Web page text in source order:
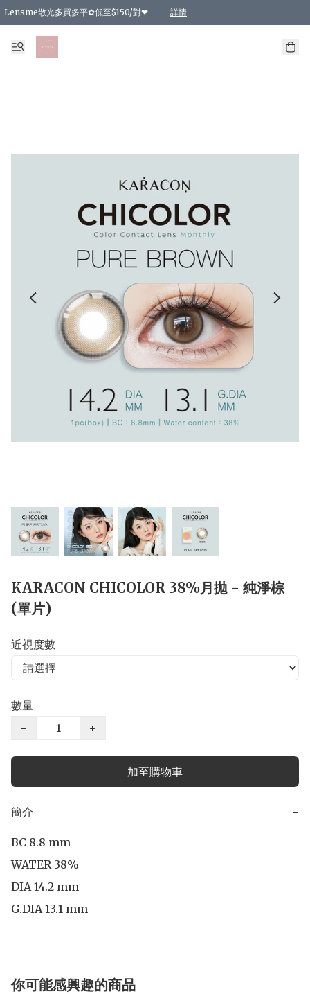
Lensme散光多買多平✿低至$150/對❤ 詳情
台灣Karacon⁩✧日拋 特價清貨❁⃘
日本韓國多款日/月拋現貨☼ 特價❤︎數量有限 售完即止
🇰🇷韓國多款月拋現貨 特價兩對$99✿數量有限 售完即止♫
精選商品，任選買2件或以上9 折；買4件或以上85 折；買6件或以上8 折
精選商品，任選買2件HKD 140.00；買4件HKD 260.00
精選商品，任選買2件HKD 190.00；買4件HKD 360.00
精選商品，任選買2件HKD 110.00；買4件HKD 180.00
精選商品，任選買2件HKD 170.00；買4件HKD 320.00
精選商品，任選買2件或以上減HKD 148.00
精選商品，任選買2件或以上減HKD 148.00
精選商品，任選買2件或以上95 折；買4件或以上9 折；買6件或以上85 折；買8件
精選商品，任選買12件或以上87 折
精選商品，任選買2件或以上減HKD 16.00；買4件或以上減HKD 32.00；買6
精選商品，任選買2件或以上95 折；買4件或以上9 折；買8件或以上85 折；買12
購物滿 HKD 800.00即享免運費優惠！（適用於 特定的送貨方式 )
KARACON CHICOLOR 38%月拋 - 純淨棕
(單片)
近視度數
數量
−
+
加至購物車
簡介 −
BC 8.8 mm
WATER 38%
DIA 14.2 mm
G.DIA 13.1 mm
你可能感興趣的商品